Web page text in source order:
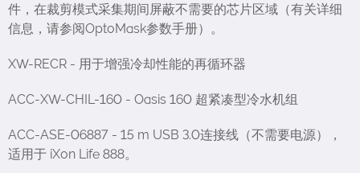
件，在裁剪模式采集期间屏蔽不需要的芯片区域（有关详细
信息，请参阅OptoMask参数手册）。
XW-RECR - 用于增强冷却性能的再循环器
ACC-XW-CHIL-160 - Oasis 160 超紧凑型冷水机组
ACC-ASE-06887 - 15 m USB 3.0连接线（不需要电源），
适用于 iXon Life 888。